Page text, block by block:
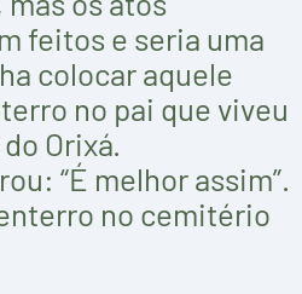
feitos e seria uma
colocar aquele
no pai que viveu
Orixá.
“É melhor assim”.
no cemitério